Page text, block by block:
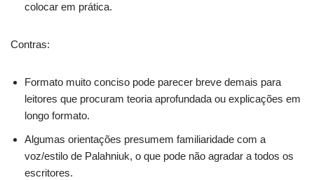
colocar em prática.
Contras:
Formato muito conciso pode parecer breve demais para
leitores que procuram teoria aprofundada ou explicações em
longo formato.
Algumas orientações presumem familiaridade com a
voz/estilo de Palahniuk, o que pode não agradar a todos os
escritores.